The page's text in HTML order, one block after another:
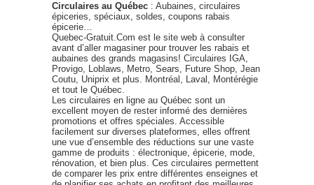
Circulaires au Québec : Aubaines, circulaires
épiceries, spéciaux, soldes, coupons rabais
épicerie…
Quebec-Gratuit.Com est le site web à consulter
avant d’aller magasiner pour trouver les rabais et
aubaines des grands magasins! Circulaires IGA,
Provigo, Loblaws, Metro, Sears, Future Shop, Jean
Coutu, Uniprix et plus. Montréal, Laval, Montérégie
et tout le Québec.
Les circulaires en ligne au Québec sont un
excellent moyen de rester informé des dernières
promotions et offres spéciales. Accessible
facilement sur diverses plateformes, elles offrent
une vue d’ensemble des réductions sur une vaste
gamme de produits : électronique, épicerie, mode,
rénovation, et bien plus. Ces circulaires permettent
de comparer les prix entre différentes enseignes et